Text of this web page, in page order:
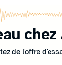
chez
de l'offre